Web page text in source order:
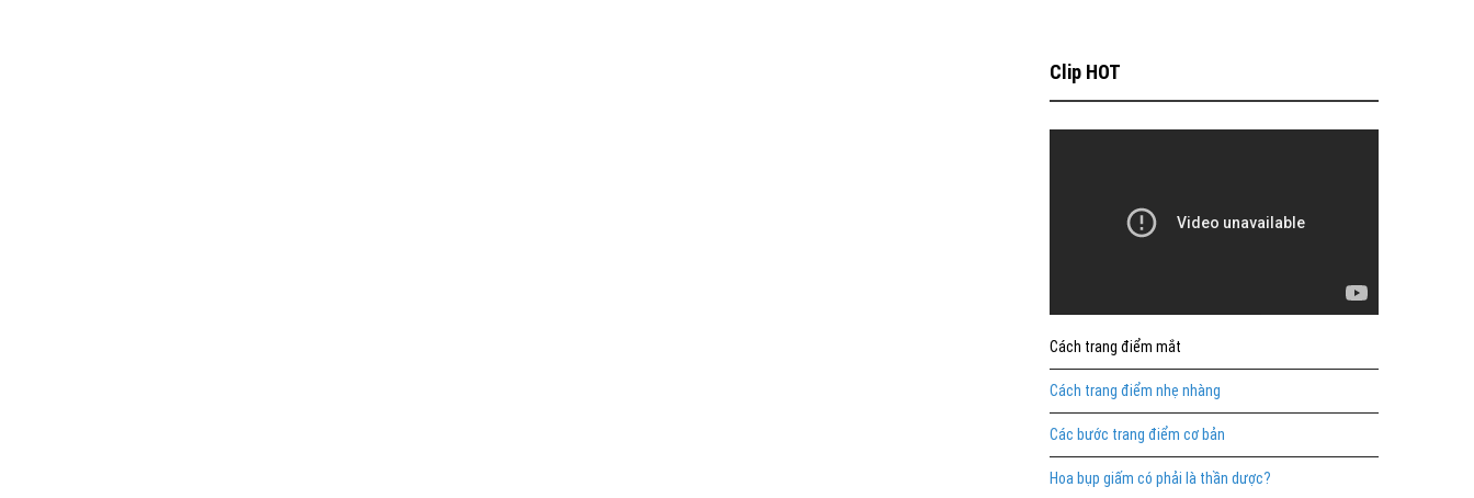
Clip HOT
Cách trang điểm mắt
Cách trang điểm nhẹ nhàng
Các bước trang điểm cơ bản
Hoa bụp giấm có phải là thần dược?